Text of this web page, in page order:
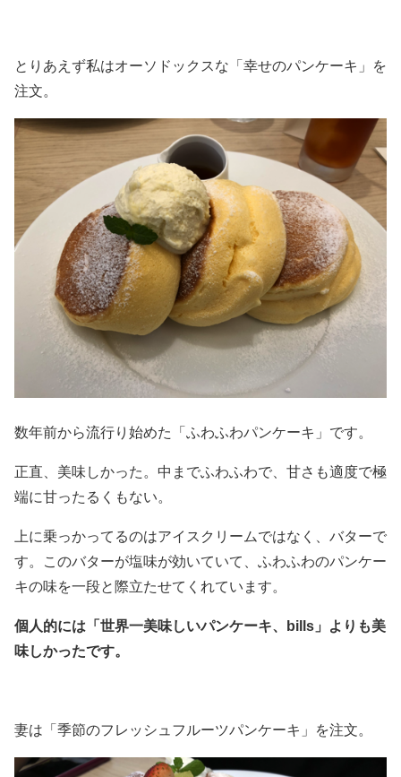
とりあえず私はオーソドックスな「幸せのパンケーキ」を
注文。
数年前から流行り始めた「ふわふわパンケーキ」です。
正直、美味しかった。中までふわふわで、甘さも適度で極
端に甘ったるくもない。
上に乗っかってるのはアイスクリームではなく、バターで
す。このバターが塩味が効いていて、ふわふわのパンケー
キの味を一段と際立たせてくれています。
個人的には「世界一美味しいパンケーキ、bills」よりも美
味しかったです。
妻は「季節のフレッシュフルーツパンケーキ」を注文。